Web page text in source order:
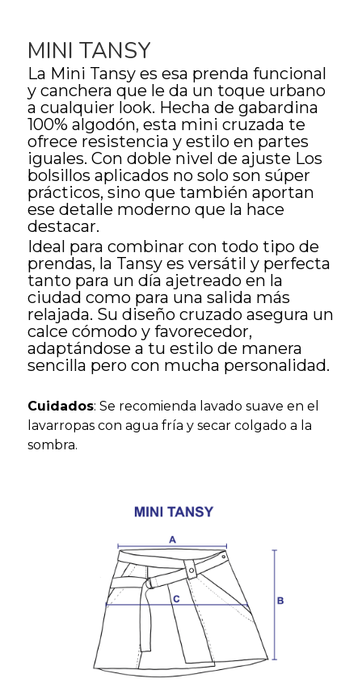
MINI TANSY
La Mini Tansy es esa prenda funcional
y canchera que le da un toque urbano
a cualquier look. Hecha de gabardina
100% algodón, esta mini cruzada te
ofrece resistencia y estilo en partes
iguales. Con doble nivel de ajuste Los
bolsillos aplicados no solo son súper
prácticos, sino que también aportan
ese detalle moderno que la hace
destacar.
Ideal para combinar con todo tipo de
prendas, la Tansy es versátil y perfecta
tanto para un día ajetreado en la
ciudad como para una salida más
relajada. Su diseño cruzado asegura un
calce cómodo y favorecedor,
adaptándose a tu estilo de manera
sencilla pero con mucha personalidad.
Cuidados: Se recomienda lavado suave en el
lavarropas con agua fría y secar colgado a la
sombra.